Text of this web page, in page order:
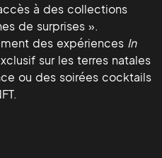
à des collections
de surprises ».
des expériences In
sur les terres natales
ou des soirées cocktails